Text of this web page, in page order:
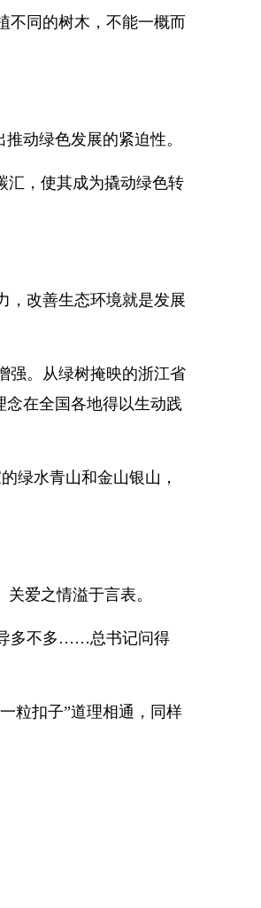
不同的树木，不能一概而
动绿色发展的紧迫性。
汇，使其成为撬动绿色转
，改善生态环境就是发展
强。从绿树掩映的浙江省
在全国各地得以生动践
绿水青山和金山银山，
爱之情溢于言表。
多不多……总书记问得
粒扣子”道理相通，同样